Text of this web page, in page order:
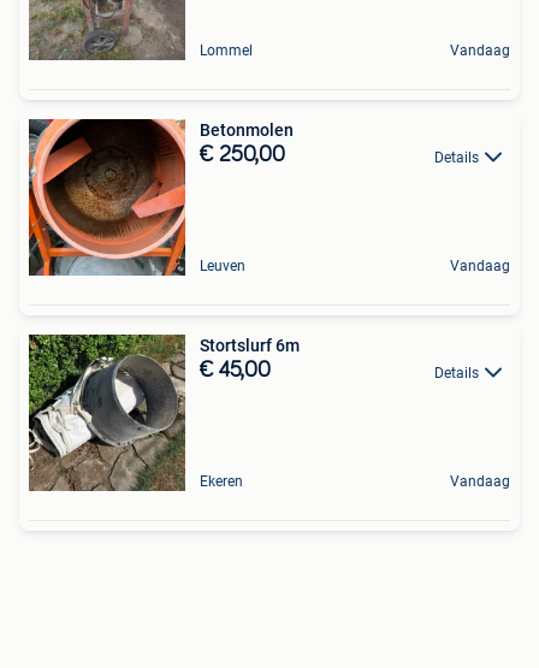
Lommel Vandaag
Betonmolen
€ 250,00 Details
Leuven Vandaag
Stortslurf 6m
€ 45,00 Details
Ekeren Vandaag